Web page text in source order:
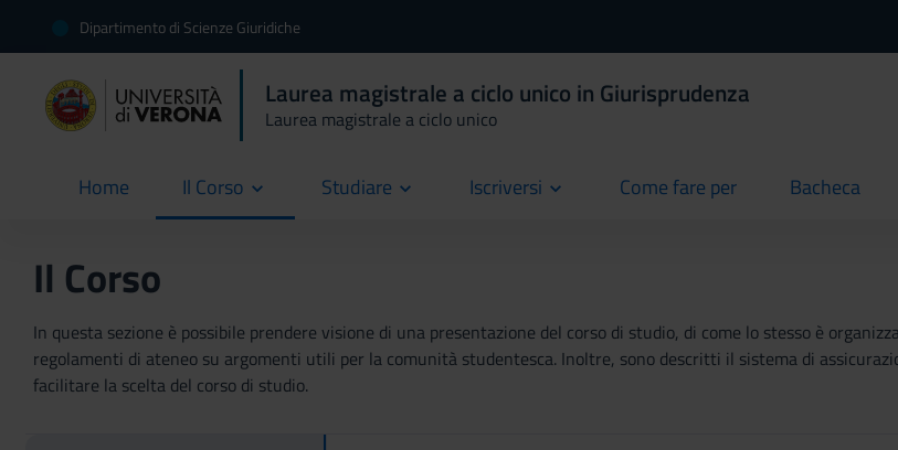
Dipartimento di Scienze Giuridiche
Laurea magistrale a ciclo unico in Giurisprudenza
Laurea magistrale a ciclo unico
Home
current Il Corso Studiare Iscriversi Come fare per
current Bacheca
current
Il Corso
In questa sezione è possibile prendere visione di una presentazione del corso di studio, di come lo stesso è
regolamenti di ateneo su argomenti utili per la comunità studentesca. Inoltre, sono descritti il sistema di
facilitare la scelta del corso di studio.